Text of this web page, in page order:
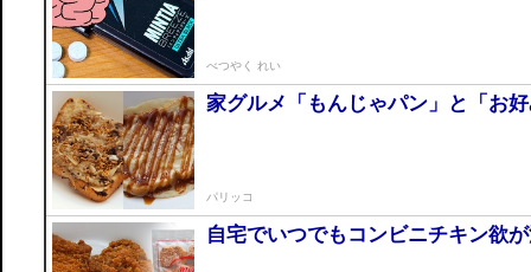
べつやく れい
家グルメ「もんじゃパン」と「お
パリッコ
自宅でいつでもコンビニチキン欲